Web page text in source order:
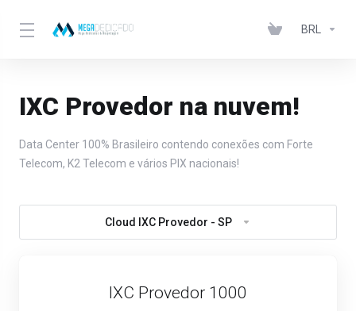
BRL
IXC Provedor na nuvem!
Data Center 100% Brasileiro contendo conexões com Forte
Telecom, K2 Telecom e vários PIX nacionais!
Cloud IXC Provedor - SP
IXC Provedor 1000